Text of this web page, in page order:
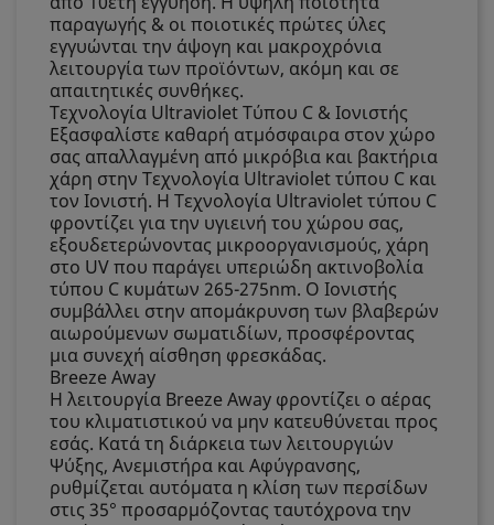
παραγωγής & οι ποιοτικές πρώτες ύλες
εγγυώνται την άψογη και μακροχρόνια
λειτουργία των προϊόντων, ακόμη και σε
απαιτητικές συνθήκες.
Τεχνολογία Ultraviolet Τύπου C & Ιονιστής
Εξασφαλίστε καθαρή ατμόσφαιρα στον χώρο
σας απαλλαγμένη από μικρόβια και βακτήρια
χάρη στην Τεχνολογία Ultraviolet τύπου C και
τον Ιονιστή. Η Τεχνολογία Ultraviolet τύπου C
φροντίζει για την υγιεινή του χώρου σας,
εξουδετερώνοντας μικροοργανισμούς, χάρη
στο UV που παράγει υπεριώδη ακτινοβολία
τύπου C κυμάτων 265-275nm. Ο Ιονιστής
συμβάλλει στην απομάκρυνση των βλαβερών
αιωρούμενων σωματιδίων, προσφέροντας
μια συνεχή αίσθηση φρεσκάδας.
Breeze Away
Η λειτουργία Breeze Away φροντίζει ο αέρας
του κλιματιστικού να μην κατευθύνεται προς
εσάς. Κατά τη διάρκεια των λειτουργιών
Ψύξης, Ανεμιστήρα και Αφύγρανσης,
ρυθμίζεται αυτόματα η κλίση των περσίδων
στις 35° προσαρμόζοντας ταυτόχρονα την